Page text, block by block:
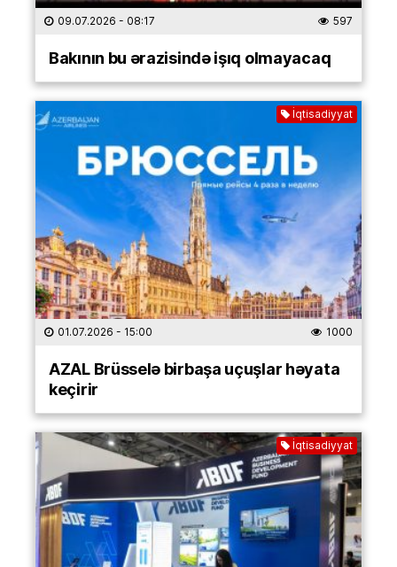
09.07.2026 - 08:17 597
Bakının bu ərazisində işıq olmayacaq
İqtisadiyyat
01.07.2026 - 15:00 1000
AZAL Brüsselə birbaşa uçuşlar həyata
keçirir
İqtisadiyyat